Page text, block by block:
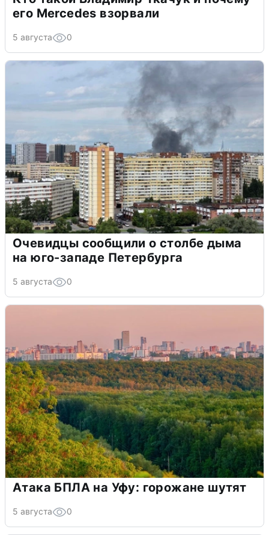
его Mercedes взорвали
5 августа 0
Очевидцы сообщили о столбе дыма
на юго-западе Петербурга
5 августа 0
Атака БПЛА на Уфу: горожане шутят
5 августа 0